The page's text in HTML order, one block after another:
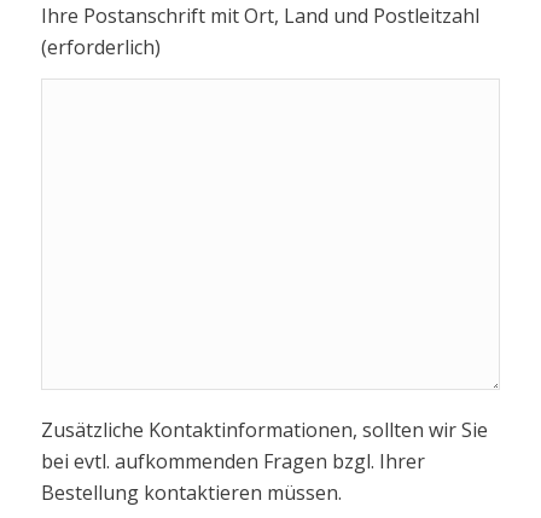
Ihre Postanschrift mit Ort, Land und Postleitzahl
(erforderlich)
Zusätzliche Kontaktinformationen, sollten wir Sie
bei evtl. aufkommenden Fragen bzgl. Ihrer
Bestellung kontaktieren müssen.